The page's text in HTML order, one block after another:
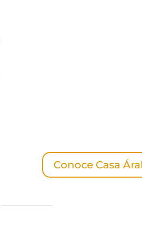
Conoce Casa